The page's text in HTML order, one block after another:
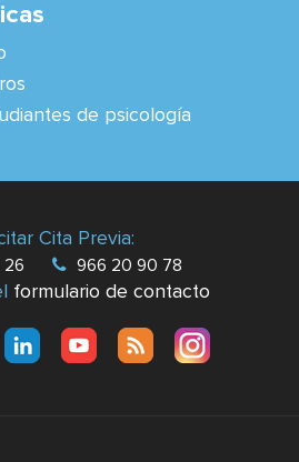
de psicología
Cita Previa:
26 966 20 90 78
formulario de contacto